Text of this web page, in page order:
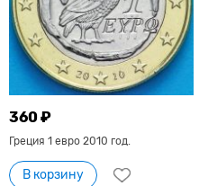
360 ₽
Греция 1 евро 2010 год.
В корзину